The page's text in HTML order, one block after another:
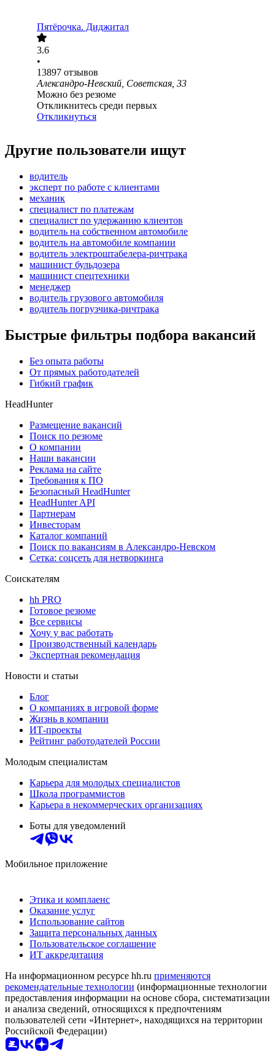
Пятёрочка. Диджитал
3.6
•
13897 отзывов
Александро-Невский, Советская, 33
Можно без резюме
Откликнитесь среди первых
Откликнуться
Другие пользователи ищут
водитель
эксперт по работе с клиентами
механик
специалист по платежам
специалист по удержанию клиентов
водитель на собственном автомобиле
водитель на автомобиле компании
водитель электроштабелера-ричтрака
машинист бульдозера
машинист спецтехники
менеджер
водитель грузового автомобиля
водитель погрузчика-ричтрака
Быстрые фильтры подбора вакансий
Без опыта работы
От прямых работодателей
Гибкий график
HeadHunter
Размещение вакансий
Поиск по резюме
О компании
Наши вакансии
Реклама на сайте
Требования к ПО
Безопасный HeadHunter
HeadHunter API
Партнерам
Инвесторам
Каталог компаний
Поиск по вакансиям в Александро-Невском
Сетка: соцсеть для нетворкинга
Соискателям
hh PRO
Готовое резюме
Все сервисы
Хочу у вас работать
Производственный календарь
Экспертная рекомендация
Новости и статьи
Блог
О компаниях в игровой форме
Жизнь в компании
ИТ-проекты
Рейтинг работодателей России
Молодым специалистам
Карьера для молодых специалистов
Школа программистов
Карьера в некоммерческих организациях
Боты для уведомлений
Мобильное приложение
Этика и комплаенс
Оказание услуг
Использование сайтов
Защита персональных данных
Пользовательское соглашение
ИТ аккредитация
На информационном ресурсе hh.ru применяются
рекомендательные технологии (информационные технологии
предоставления информации на основе сбора, систематизации
и анализа сведений, относящихся к предпочтениям
пользователей сети «Интернет», находящихся на территории
Российской Федерации)